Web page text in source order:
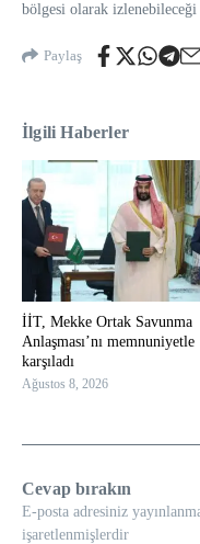
bölgesi olarak
Paylaş
İlgili Haberler
İİT, Mekke Ortak Savunma
Anlaşması’nı memnuniyetle
karşıladı
Ağustos 8, 2026
Cevap bırakın
E-posta adresiniz
işaretlenmişlerdir